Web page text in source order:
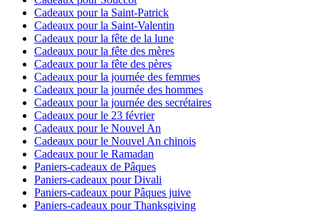
Cadeaux pour la Saint-Patrick
Cadeaux pour la Saint-Valentin
Cadeaux pour la fête de la lune
Cadeaux pour la fête des mères
Cadeaux pour la fête des pères
Cadeaux pour la journée des femmes
Cadeaux pour la journée des hommes
Cadeaux pour la journée des secrétaires
Cadeaux pour le 23 février
Cadeaux pour le Nouvel An
Cadeaux pour le Nouvel An chinois
Cadeaux pour le Ramadan
Paniers-cadeaux de Pâques
Paniers-cadeaux pour Divali
Paniers-cadeaux pour Pâques juive
Paniers-cadeaux pour Thanksgiving